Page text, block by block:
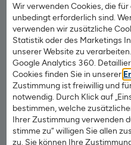
Wir verwenden Cookies, die
unbedingt erforderlich sind.
verwenden wir zusätzliche
Statistik oder des Marketings
unserer Website zu
Google Analytics 360.
Cookies finden Sie in unserer
Zustimmung ist freiwillig und
notwendig. Durch Klick auf
bestimmen, welche
Ihrer Zustimmung verwenden
stimme zu“ willigen Sie allen
zu. Sie können Ihre
BLZ: 500 502 01
Barrierefreiheit
Datenschutz
Impressum
AGB & Preise
1822direkt auf Facebook
1822direkt auf TikTok
1822direkt auf
1822direkt auf